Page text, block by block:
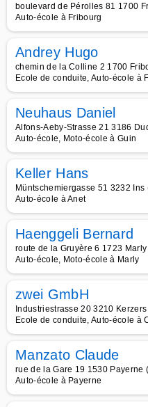
boulevard de Pérolles 81 1700
Auto-école à Fribourg
Andrey Hugo
chemin de la Colline 2 1700
Ecole de conduite, Auto-école à
Neuhaus Daniel
Alfons-Aeby-Strasse 21 3186
Auto-école, Moto-école à Guin
Keller Hans
Müntschemiergasse 51 3232
Auto-école à Anet
Haenggeli Bernard
route de la Gruyère 6 1723
Auto-école, Moto-école à Marly
zwei GmbH
Industriestrasse 20 3210
Ecole de conduite, Auto-école à
Manzato Claude
rue de la Gare 19 1530 Payerne
Auto-école à Payerne